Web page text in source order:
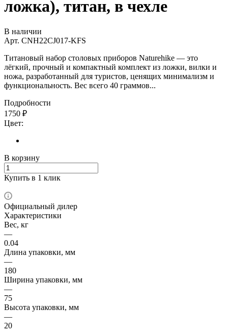
ложка), титан, в чехле
В наличии
Арт. CNH22CJ017-KFS
Титановый набор столовых приборов Naturehike — это
лёгкий, прочный и компактный комплект из ложки, вилки и
ножа, разработанный для туристов, ценящих минимализм и
функциональность. Вес всего 40 граммов...
Подробности
1750 ₽
Цвет:
В корзину
Купить в 1 клик
Официальный дилер
Характеристики
Вес, кг
—
0.04
Длина упаковки, мм
—
180
Ширина упаковки, мм
—
75
Высота упаковки, мм
—
20